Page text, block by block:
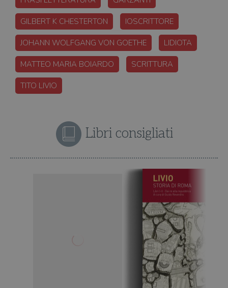
GILBERT K CHESTERTON IOSCRITTORE
JOHANN WOLFGANG VON GOETHE LIDIOTA
MATTEO MARIA BOIARDO SCRITTURA
TITO LIVIO
Libri consigliati